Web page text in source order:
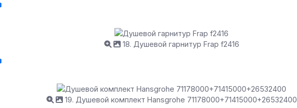
18. Душевой гарнитур Frap f2416
19. Душевой комплект Hansgrohe 71178000+71415000+26532400